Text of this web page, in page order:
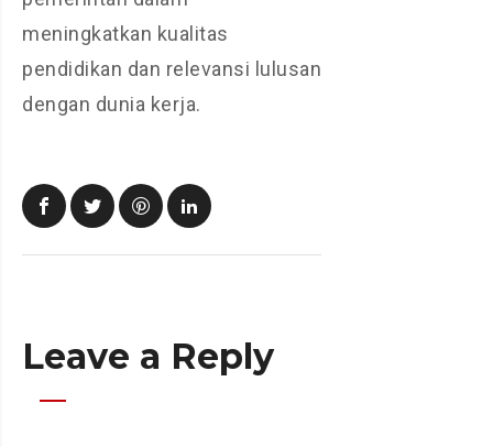
meningkatkan kualitas
pendidikan dan relevansi lulusan
dengan dunia kerja.
Leave a Reply